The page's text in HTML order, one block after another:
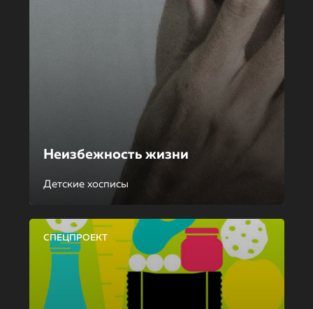
Неизбежность жизни
Детские хосписы
СПЕЦПРОЕКТ